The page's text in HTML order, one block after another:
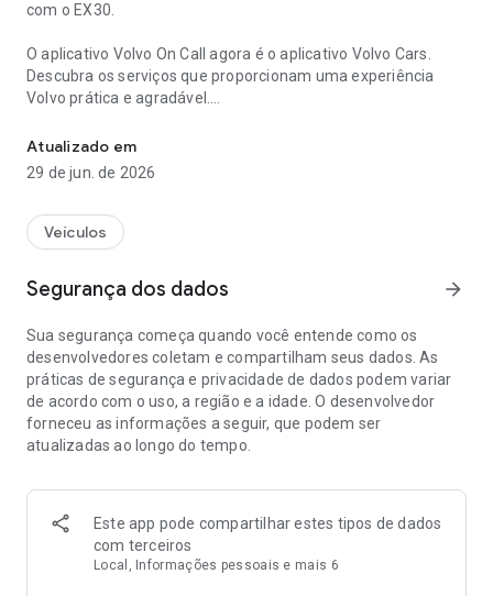
com o EX30.
O aplicativo Volvo On Call agora é o aplicativo Volvo Cars.
Descubra os serviços que proporcionam uma experiência
Volvo prática e agradável.
Muito quente. Muito frio. Na temperatura ideal.
Ajuste o sistema de climatização remotamente e pré-aqueça
Ajuda você a recarregar.
Monitore os níveis de carga e o consumo de energia do seu
Sempre à sua disposição.
Agende sua próxima revisão pelo aplicativo.
Informações. Manuais. Suporte.
Seu recurso completo para informações, manuais e suporte
que permitem que você aproveite ao máximo seu Volvo.
Um aplicativo que abre portas.
Atualizado em
29 de jun. de 2026
Veículos
Segurança dos dados arrow_forward
Sua segurança começa quando você entende como os
desenvolvedores coletam e compartilham seus dados. As
práticas de segurança e privacidade de dados podem variar
de acordo com o uso, a região e a idade. O desenvolvedor
forneceu as informações a seguir, que podem ser
atualizadas ao longo do tempo.
Este app pode compartilhar estes tipos de dados
com terceiros
Local, Informações pessoais e mais 6